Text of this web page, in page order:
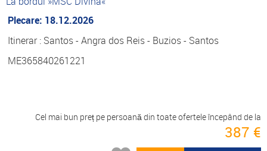
Plecare: 18.12.2026
Itinerar : Santos - Angra dos Reis - Buzios - Santos
ME365840261221
Cel mai bun preț pe persoană din toate ofertele începând de la
387 €